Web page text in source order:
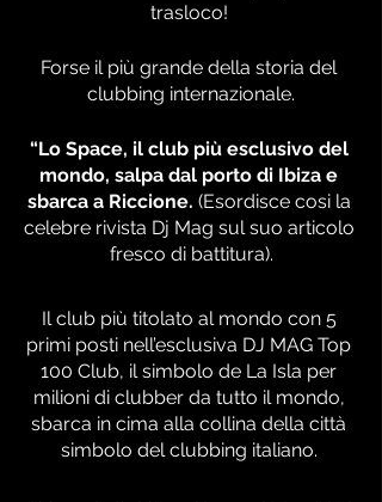
trasloco!
Forse il più grande della storia del
clubbing internazionale.
“Lo Space, il club più esclusivo del
mondo, salpa dal porto di Ibiza e
sbarca a Riccione. (Esordisce cosi la
celebre rivista Dj Mag sul suo articolo
fresco di battitura).
Il club più titolato al mondo con 5
primi posti nell’esclusiva DJ MAG Top
100 Club, il simbolo de La Isla per
milioni di clubber da tutto il mondo,
sbarca in cima alla collina della città
simbolo del clubbing italiano.